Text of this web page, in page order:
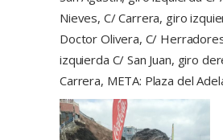
Nieves, C/ Carrera, giro
Doctor Olivera, C/
izquierda C/ San Juan, giro
Carrera, META: Plaza del